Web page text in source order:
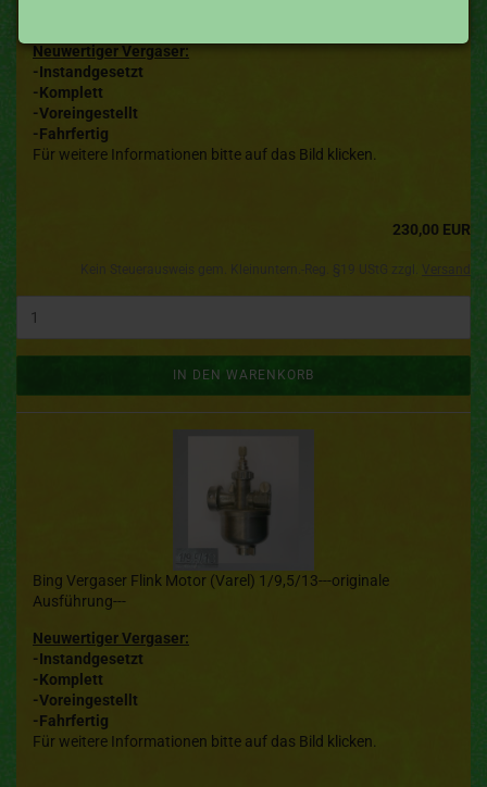
Neuwertiger Vergaser:
-Instandgesetzt
-Komplett
-Voreingestellt
-Fahrfertig
Für weitere Informationen bitte auf das Bild klicken.
230,00 EUR
IN DEN WARENKORB
Bing Vergaser Flink Motor (Varel) 1/9,5/13---originale
Ausführung---
Neuwertiger Vergaser:
-Instandgesetzt
-Komplett
-Voreingestellt
-Fahrfertig
Für weitere Informationen bitte auf das Bild klicken.